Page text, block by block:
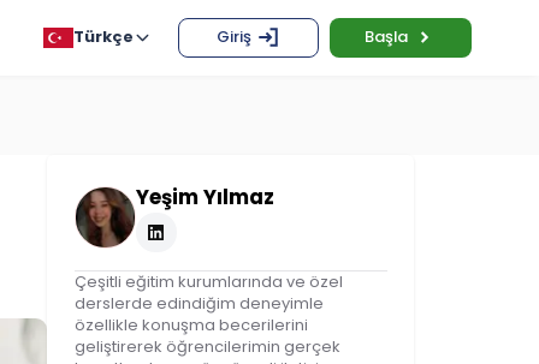
Türkçe Giriş Başla
Yeşim Yılmaz
Çeşitli eğitim kurumlarında ve özel
derslerde edindiğim deneyimle
özellikle konuşma becerilerini
geliştirerek öğrencilerimin gerçek